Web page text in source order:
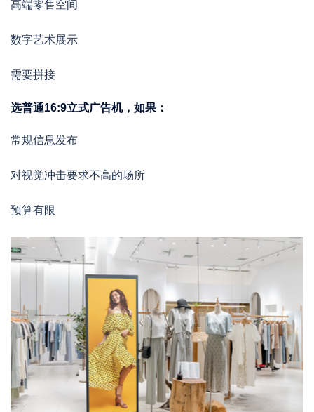
高端零售空间
数字艺术展示
需要拼接
选普通16:9立式广告机，如果：
常规信息发布
对视觉冲击要求不高的场所
预算有限